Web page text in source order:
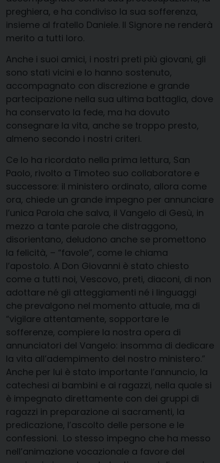
preghiera, e ha condiviso la sua sofferenza,
insieme al fratello Daniele. Il Signore ne renderà
merito a tutti loro.
Anche i suoi amici, i nostri preti più giovani, gli
sono stati vicini e lo hanno sostenuto,
accompagnato con discrezione e grande
partecipazione nella sua ultima battaglia, dove
ha conservato la fede, ma ha dovuto
consegnare la vita, anche se troppo presto,
almeno secondo i nostri criteri.
Ce lo ha ricordato nella prima lettura, San
Paolo, rivolto a Timoteo suo collaboratore e
successore: il ministero ordinato, allora come
ora, chiede un grande impegno per annunciare
l’unica Parola che salva, il Vangelo di Gesù, in
mezzo a tante parole che distraggono,
disorientano, deludono anche se promettono
la felicità, – “favole”, come le chiama
l’apostolo. A Don Giovanni è stato chiesto
come a tutti noi, Vescovo, preti, diaconi, di non
adottare né gli atteggiamenti né i linguaggi
che prevalgono nel momento attuale, ma di
“vigilare attentamente, sopportare le
sofferenze, compiere la nostra opera di
annunciatori del Vangelo: insomma di dedicare
la vita all’adempimento del nostro ministero.”
Anche per lui è stato importante l’annuncio, la
catechesi ai bambini e ai ragazzi, nella quale si
è impegnato direttamente con dei gruppi di
ragazzi in preparazione ai sacramenti, la
predicazione, l’ascolto delle persone e le
confessioni. Lo stesso impegno che ha messo
nell’animazione vocazionale a favore del